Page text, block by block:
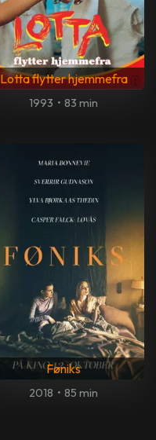
Lotta flytter hjemmefra
1993 • 83 min
Føniks
2018 • 85 min